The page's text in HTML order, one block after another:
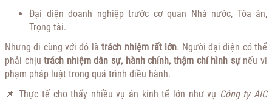
Đại diện doanh nghiệp trước cơ quan Nhà nước, Tòa án,
Trọng tài.
Nhưng đi cùng với đó làtrách nhiệm rất lớn. Người đại diện có thể
phải chịutrách nhiệm dân sự, hành chính, thậm chí hình sựnếu vi
phạm pháp luật trong quá trình điều hành.
📌 Thực tế cho thấy nhiều vụ án kinh tế lớn như vụ Công ty AIC